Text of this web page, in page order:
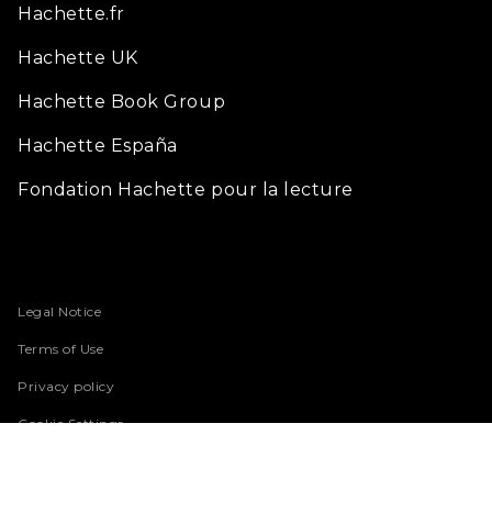
Hachette.fr
Hachette UK
Hachette Book Group
Hachette España
Fondation Hachette pour la lecture
Legal Notice
Terms of Use
Privacy policy
Cookie Settings